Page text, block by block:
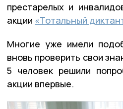
престарелых и
акции «Тотальный
Многие уже имели
вновь проверить свои
5 человек решили
акции впервые.